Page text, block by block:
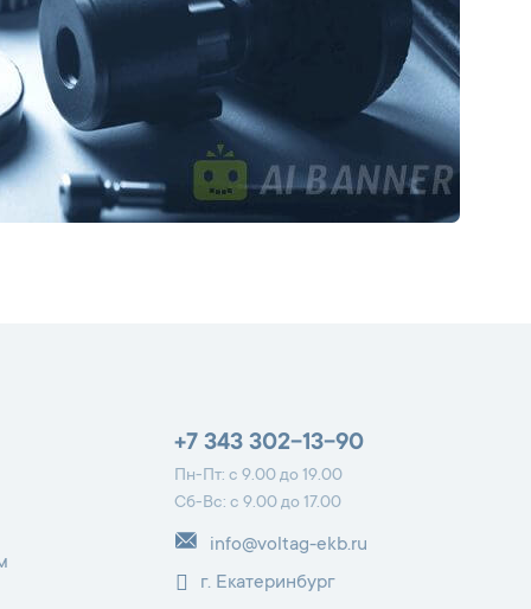
+7 343 302-13-90
Пн-Пт: с 9.00 до 19.00
Сб-Вс: с 9.00 до 17.00
info@voltag-ekb.ru
г. Екатеринбург